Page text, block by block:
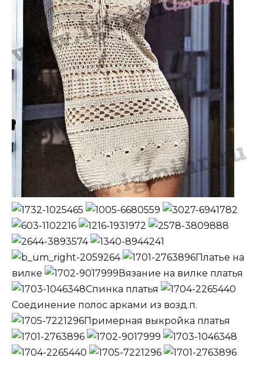
Платье на
вилке
Вязание на вилке платья
Спинка платья
Соединение полос арками из возд.п.
Примерная выкройка платья